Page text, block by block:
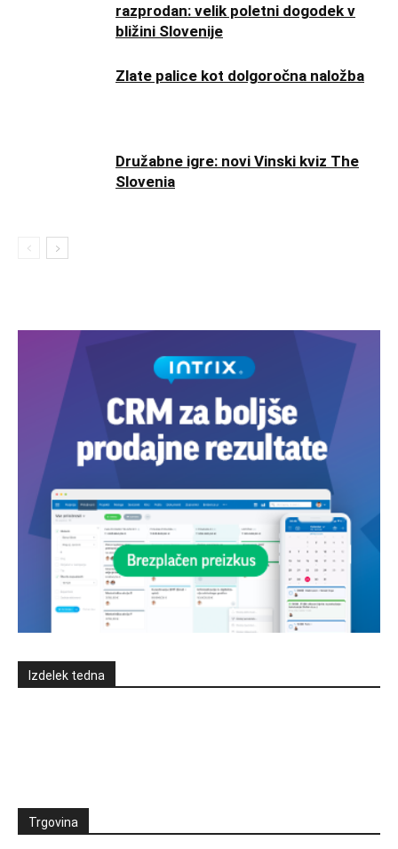
razprodan: velik poletni dogodek v
bližini Slovenije
Zlate palice kot dolgoročna naložba
Družabne igre: novi Vinski kviz The
Slovenia
Izdelek tedna
Trgovina